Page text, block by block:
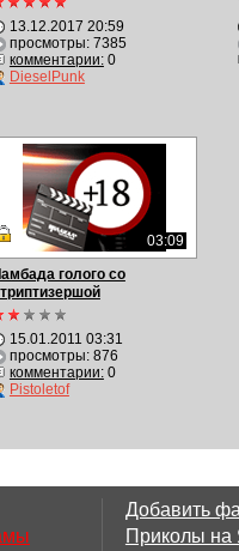
13.12.2017 20:59
просмотры: 7385
комментарии:0
DieselPunk
03:09
голого со
15.01.2011 03:31
просмотры: 876
комментарии:0
Pistoletof
Добавить
Приколы